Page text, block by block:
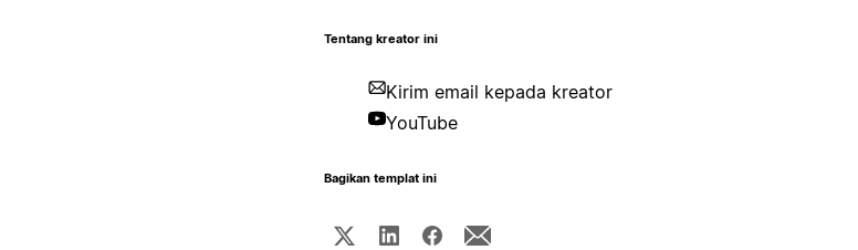
Tentang kreator ini
Kirim email kepada kreator
YouTube
Bagikan templat ini